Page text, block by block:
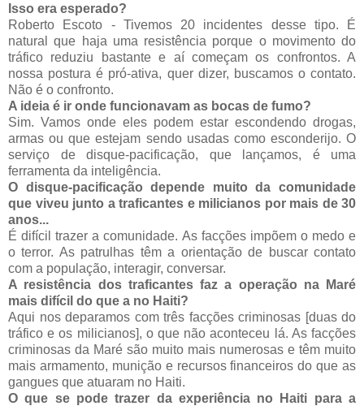
Isso era esperado?
Roberto Escoto - Tivemos 20 incidentes desse tipo. É
natural que haja uma resistência porque o movimento do
tráfico reduziu bastante e aí começam os confrontos. A
nossa postura é pró-ativa, quer dizer, buscamos o contato.
Não é o confronto.
A ideia é ir onde funcionavam as bocas de fumo?
Sim. Vamos onde eles podem estar escondendo drogas,
armas ou que estejam sendo usadas como esconderijo. O
serviço de disque-pacificação, que lançamos, é uma
ferramenta da inteligência.
O disque-pacificação depende muito da comunidade
que viveu junto a traficantes e milicianos por mais de 30
anos...
É difícil trazer a comunidade. As facções impõem o medo e
o terror. As patrulhas têm a orientação de buscar contato
com a população, interagir, conversar.
A resistência dos traficantes faz a operação na Maré
mais difícil do que a no Haiti?
Aqui nos deparamos com três facções criminosas [duas do
tráfico e os milicianos], o que não aconteceu lá. As facções
criminosas da Maré são muito mais numerosas e têm muito
mais armamento, munição e recursos financeiros do que as
gangues que atuaram no Haiti.
O que se pode trazer da experiência no Haiti para a